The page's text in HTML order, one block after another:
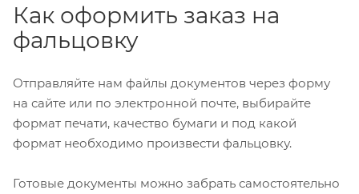
Как оформить заказ на
фальцовку
Отправляйте нам файлы документов через форму
на сайте или по электронной почте, выбирайте
формат печати, качество бумаги и под какой
формат необходимо произвести фальцовку.
Готовые документы можно забрать самостоятельно